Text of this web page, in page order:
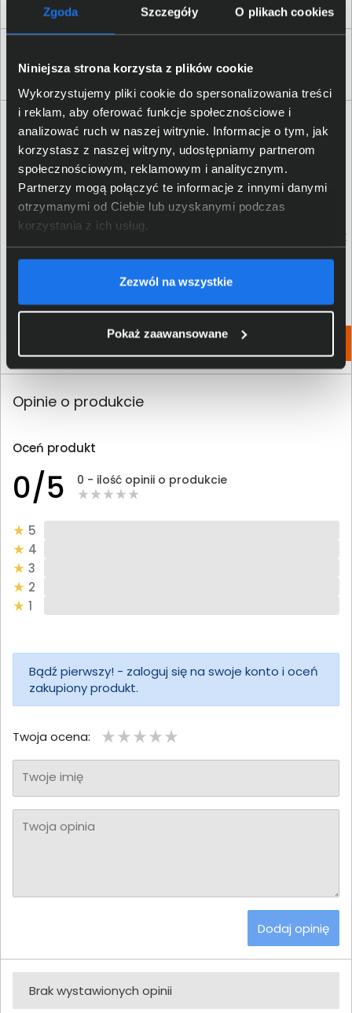
Zgoda Szczegóły O plikach cookies
Niniejsza strona korzysta z plików cookie
Wykorzystujemy pliki cookie do spersonalizowania treści
i reklam, aby oferować funkcje społecznościowe i
analizować ruch w naszej witrynie. Informacje o tym, jak
korzystasz z naszej witryny, udostępniamy partnerom
społecznościowym, reklamowym i analitycznym.
Partnerzy mogą połączyć te informacje z innymi danymi
otrzymanymi od Ciebie lub uzyskanymi podczas
korzystania z ich usług.
Zezwól na wszystkie
Pokaż zaawansowane
wybierali również
Zestaw bezprzewodowy Dell
AJQJ
netto: 289,43 zł
Włóż do torby
MS3320W optyczna 570-ABHK
91,00 zł
netto: 73,98 zł
Włóż do torby
Opinie o produkcie
Oceń produkt
0/5 0 - ilość opinii o produkcie
5
4
3
2
1
Bądź pierwszy! - zaloguj się na swoje konto i oceń
zakupiony produkt.
Twoja ocena:
Twoje imię
Twoja opinia
Dodaj opinię
Brak wystawionych opinii